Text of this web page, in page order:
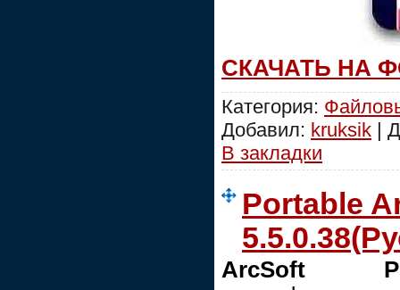
СКАЧАТЬ НА
Категория:
Добавил: kruksik |
В закладки
Portable
ArcSoft